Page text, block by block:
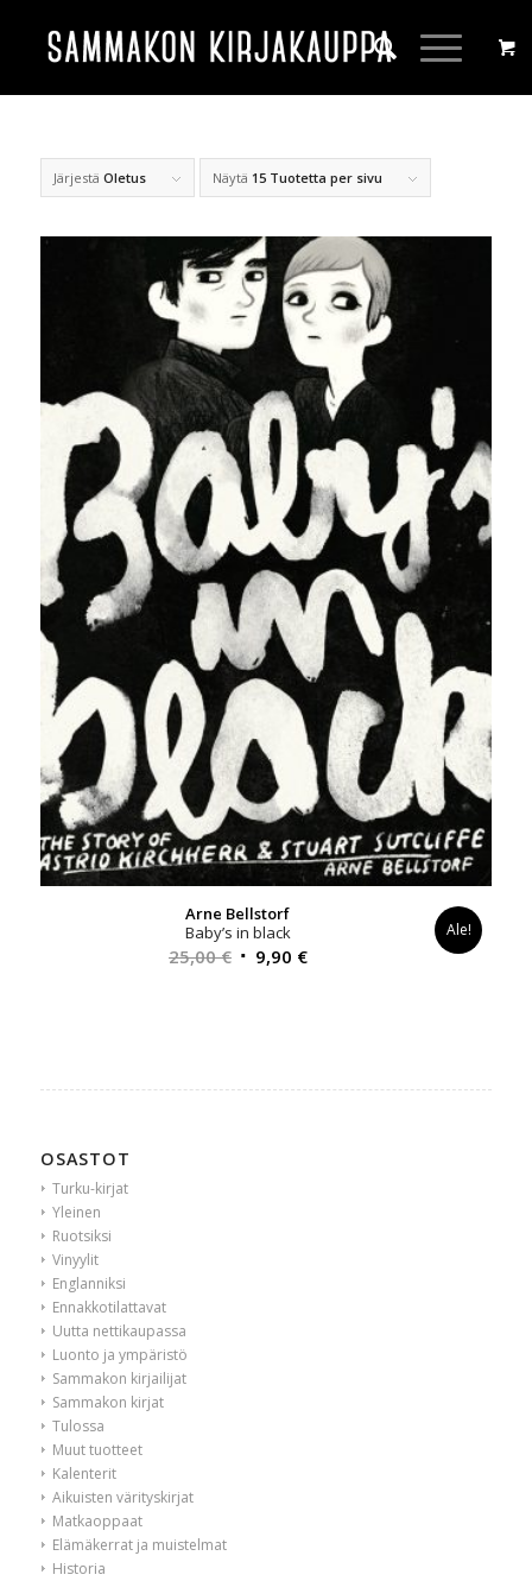
Järjestä Oletus Näytä 15 Tuotetta per sivu
Arne Bellstorf
Baby’s in black
25,00€ Alkuperäinen
9,90 €Nykyinen
Ale!
OSASTOT
Turku-kirjat
Yleinen
Ruotsiksi
Vinyylit
Englanniksi
Ennakkotilattavat
Uutta nettikaupassa
Luonto ja ympäristö
Sammakon kirjailijat
Sammakon kirjat
Tulossa
Muut tuotteet
Kalenterit
Aikuisten värityskirjat
Matkaoppaat
Elämäkerrat ja muistelmat
Historia